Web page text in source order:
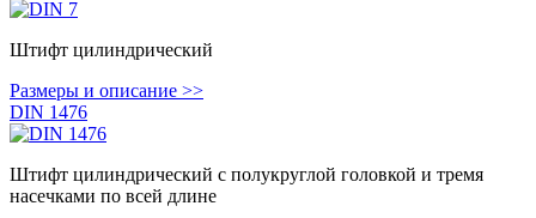
Штифт цилиндрический
Размеры и описание >>
DIN 1476
Штифт цилиндрический с полукруглой головкой и тремя
насечками по всей длине